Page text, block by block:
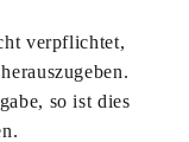
verpflichtet,
so ist dies